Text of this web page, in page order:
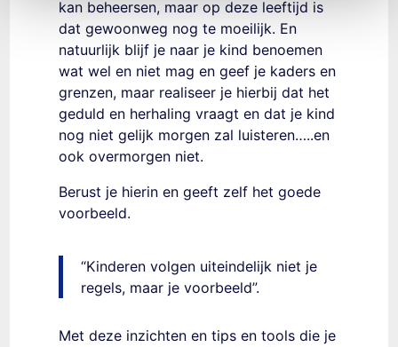
kan beheersen, maar op deze leeftijd is
dat gewoonweg nog te moeilijk. En
natuurlijk blijf je naar je kind benoemen
wat wel en niet mag en geef je kaders en
grenzen, maar realiseer je hierbij dat het
geduld en herhaling vraagt en dat je kind
nog niet gelijk morgen zal luisteren…..en
ook overmorgen niet.
Berust je hierin en geeft zelf het goede
voorbeeld.
“Kinderen volgen uiteindelijk niet je
regels, maar je voorbeeld”.
Met deze inzichten en tips en tools die je